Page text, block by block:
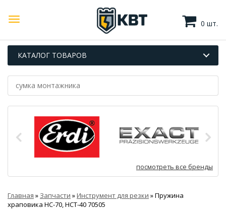
0 шт.
КАТАЛОГ ТОВАРОВ
посмотреть все бренды
Главная » Запчасти »Инструмент для резки »Пружина
храповика НС-70, НСТ-40 70505